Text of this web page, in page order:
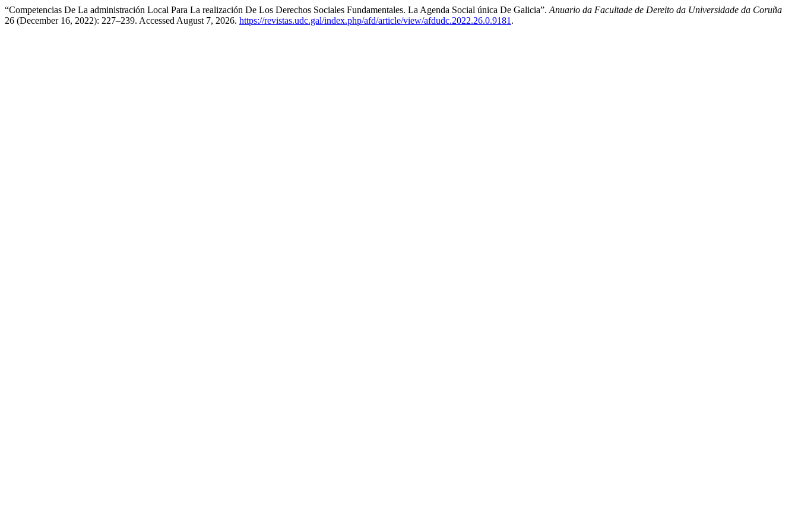
“Competencias De La administración Local Para La realización De Los Derechos Sociales Fundamentales. La Agenda Social única De Galicia”. Anuario da Facultade de Dereito da Universidade da Coruña
26 (December 16, 2022): 227–239. Accessed August 7, 2026. https://revistas.udc.gal/index.php/afd/article/view/afdudc.2022.26.0.9181 .